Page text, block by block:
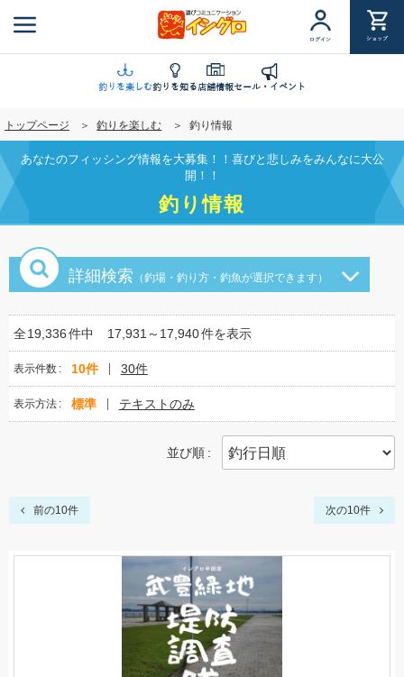
ン
に
移
動
ログイン ショップ
釣りを楽しむ釣りを知る店舗情報セール・イベント
トップページ 釣りを楽しむ 釣り情報
あなたのフィッシング情報を大募集！！喜びと悲しみをみんなに大公
開！！
釣り情報
詳細検索 （釣場・釣り方・釣魚が選択できます）
全19,336件中 17,931～17,940件を表示
表示件数 10件 30件
表示方法 標準 テキストのみ
並び順
前の10件 次の10件